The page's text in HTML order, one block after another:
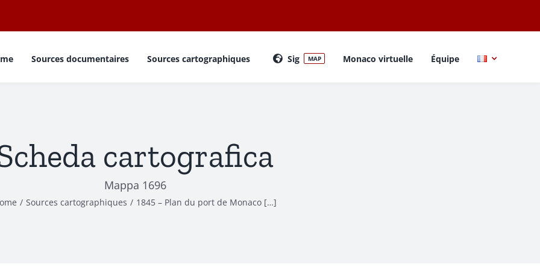
Sources documentaires Sources cartographiques Sig MAP Monaco virtuelle Équipe
cartografica
Mappa 1696
Sources cartographiques 1845 – Plan du port de Monaco […]